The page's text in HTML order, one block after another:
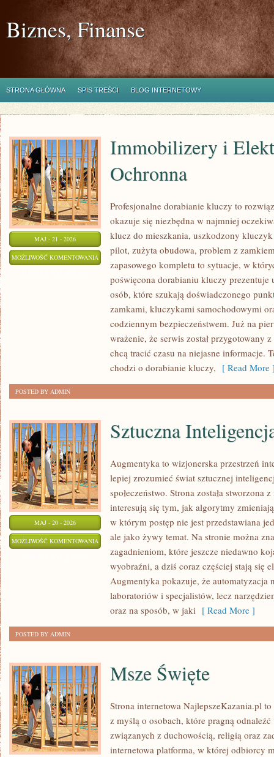
Biznes, Finanse
STRONA GŁÓWNA SPIS TREŚCI BLOG INTERNETOWY
MAJ - 21 - 2026
MOŻLIWOŚĆ KOMENTOWANIA IMMOBILIZERY
ELEKTRONIKA
Immobilizery i
Ochronna
Profesjonalne dorabianie kluczy to
okazuje się niezbędna w najmniej
klucz do mieszkania, uszkodzony
pilot, zużyta obudowa, problem z
zapasowego kompletu to sytuacje, w
poświęcona dorabianiu kluczy prezentuje
osób, które szukają doświadczonego
zamkami, kluczykami samochodowymi
codziennym bezpieczeństwem. Już na
wrażenie, że serwis został przygotowany
chcą tracić czasu na niejasne informacje.
chodzi o dorabianie kluczy, [ Read More
POSTED BY ADMIN
MAJ - 20 - 2026
MOŻLIWOŚĆ KOMENTOWANIA SZTUCZNA
INTELIGENCJA
PRAKTYCE
Sztuczna
Augmentyka to wizjonerska przestrzeń
lepiej zrozumieć świat sztucznej
społeczeństwo. Strona została
interesują się tym, jak algorytmy
w którym postęp nie jest przedstawiana
ale jako żywy temat. Na stronie można
zagadnieniom, które jeszcze niedawno
wyobraźni, a dziś coraz częściej stają się
Augmentyka pokazuje, że automatyzacja
laboratoriów i specjalistów, lecz
oraz na sposób, w jaki [ Read More ]
POSTED BY ADMIN
Msze Święte
Strona internetowa NajlepszeKazania.pl
z myślą o osobach, które pragną
związanych z duchowością, religią oraz
internetowa platforma, w której odbiorcy